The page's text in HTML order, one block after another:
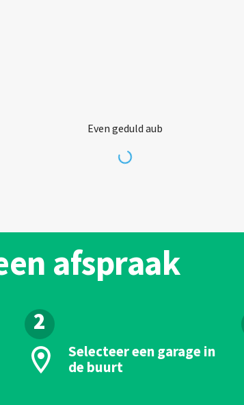
Even geduld aub
afspraak
2
Selecteer een garage in
de buurt